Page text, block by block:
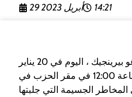
29 أبريل 2023 14:21
عقد رئيس حزب وطن ، دوغو بيرينجيك ، اليوم في 20 يناير
2023 ، ، مؤتمرا صحفيا في الساعة 12:00 في مقر الحزب في
الجسيمة التي جلبتها